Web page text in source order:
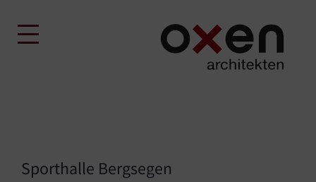
Sporthalle Bergsegen